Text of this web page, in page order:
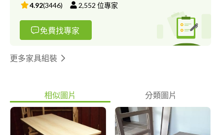
4.92(3446) 2,552 位專家
免費找專家
更多家具組裝
相似圖片 分類圖片